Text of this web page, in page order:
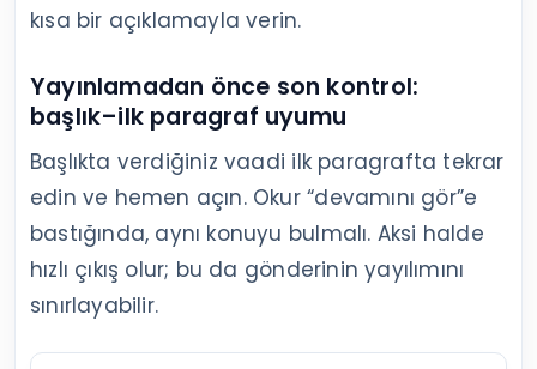
kısa bir açıklamayla verin.
Yayınlamadan önce son kontrol:
başlık–ilk paragraf uyumu
Başlıkta verdiğiniz vaadi ilk paragrafta tekrar
edin ve hemen açın. Okur “devamını gör”e
bastığında, aynı konuyu bulmalı. Aksi halde
hızlı çıkış olur; bu da gönderinin yayılımını
sınırlayabilir.